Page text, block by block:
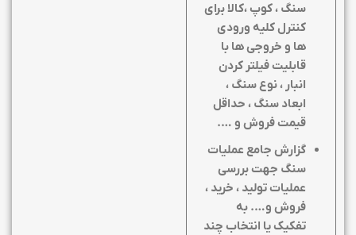
سنگ ، کوپ ،کالا برای
کنترل کلیه ورودی
ها و خروجی ها با
قابلیت فیلتر کردن
انبار ، نوع سنگ ،
ابعاد سنگ ، حداقل
قیمت فروش و ….
گزارش جامع عملیات
سنگ جهت بررسی
عملیات تولید ، خرید ،
فروش و…. به
تفکیک یا انتخاب چند